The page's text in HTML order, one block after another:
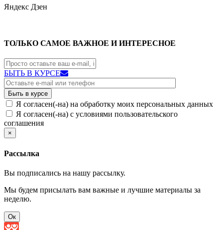
Яндекс Дзен
ТОЛЬКО САМОЕ ВАЖНОЕ И ИНТЕРЕСНОЕ
БЫТЬ В КУРСЕ
Я согласен(-на) на обработку моих персональных данных
Я согласен(-на) с условиями пользовательского
соглашения
×
Рассылка
Вы подписались на нашу рассылку.
Мы будем присылать вам важные и лучшие материалы за
неделю.
Ок